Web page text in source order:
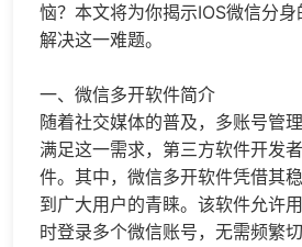
恼？本文将为你揭示IOS微信分身
解决这一难题。
一、 微信多开软件简介
随着社交媒体的普及，多账号管
满足这一需求，第三方软件开发
件。其中， 微信多开软件凭借其
到广大用户的青睐。该软件允许
时登录多个微信账号，无需频繁